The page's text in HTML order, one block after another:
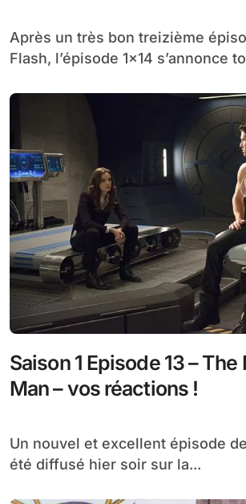
Après un très bon treizième épisode de The
Flash, l’épisode 1×14 s’annonce
Saison 1 Episode 13 –
Man – vos réactions !
Un nouvel et excellent épisode de The Flash a
été diffusé hier soir sur la...